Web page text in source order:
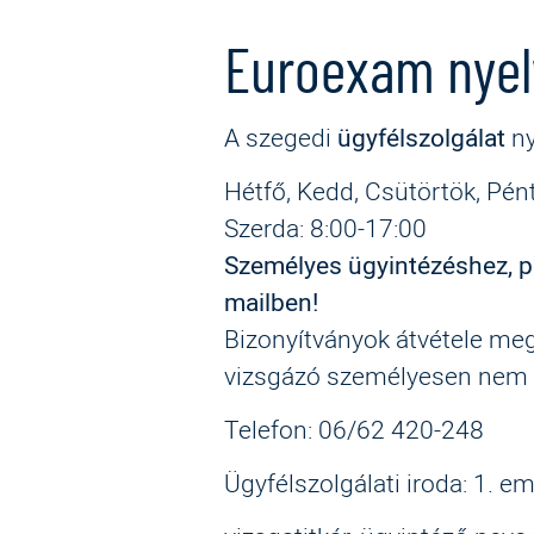
Euroexam
A szegedi ügyfélszolgálat
Hétfő, Kedd, Csütörtök,
Szerda: 8:00-17:00
Személyes ügyintézéshez,
mailben!
Bizonyítványok átvétele
vizsgázó személyesen
Telefon: 06/62 420-248
Ügyfélszolgálati iroda: 1.